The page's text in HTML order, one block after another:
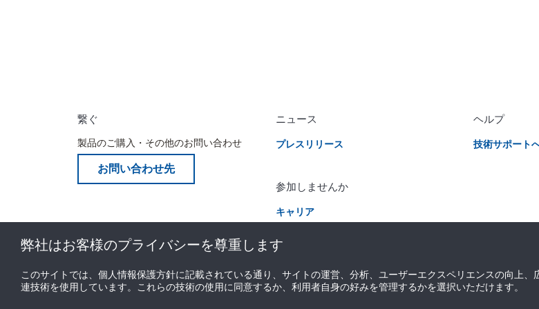
繋ぐ
製品のご購入・その他のお問い合わせ
お問い合わせ先
ニュース
プレスリリース
参加しませんか
キャリア
ヘルプ
技術サポート
弊社はお客様のプライバシーを尊重します
このサイトでは、個人情報保護方針に記載されている通り、サイトの運営、分析、ユーザーエクスペリエンスの向上、
連技術を使用しています。これらの技術の使用に同意するか、利用者自身の好みを管理するかを選択いただけます。